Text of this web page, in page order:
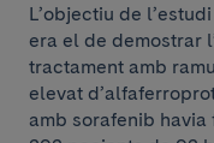
L’objectiu de
era el de demostrar
tractament amb
elevat
amb sorafenib